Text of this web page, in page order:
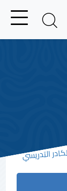
التدريسي